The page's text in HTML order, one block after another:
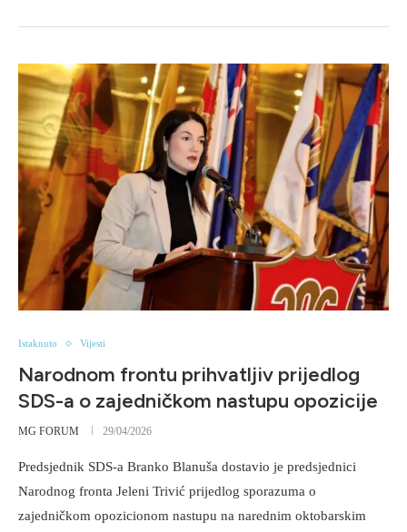
Istaknuto Vijesti
Narodnom frontu prihvatljiv prijedlog
SDS-a o zajedničkom nastupu opozicije
MG FORUM 29/04/2026
Predsjednik SDS-a Branko Blanuša dostavio je predsjednici
Narodnog fronta Jeleni Trivić prijedlog sporazuma o
zajedničkom opozicionom nastupu na narednim oktobarskim